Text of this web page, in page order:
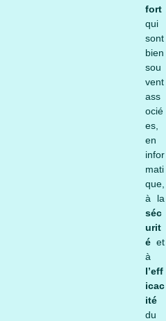
fort
qui
sont
bien
sou
vent
ass
ocié
es,
en
infor
mati
que,
à la
séc
urit
é et
à
l’eff
icac
ité
du